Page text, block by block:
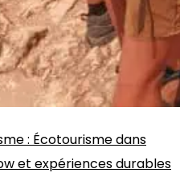
: Écotourisme dans
et expériences durables